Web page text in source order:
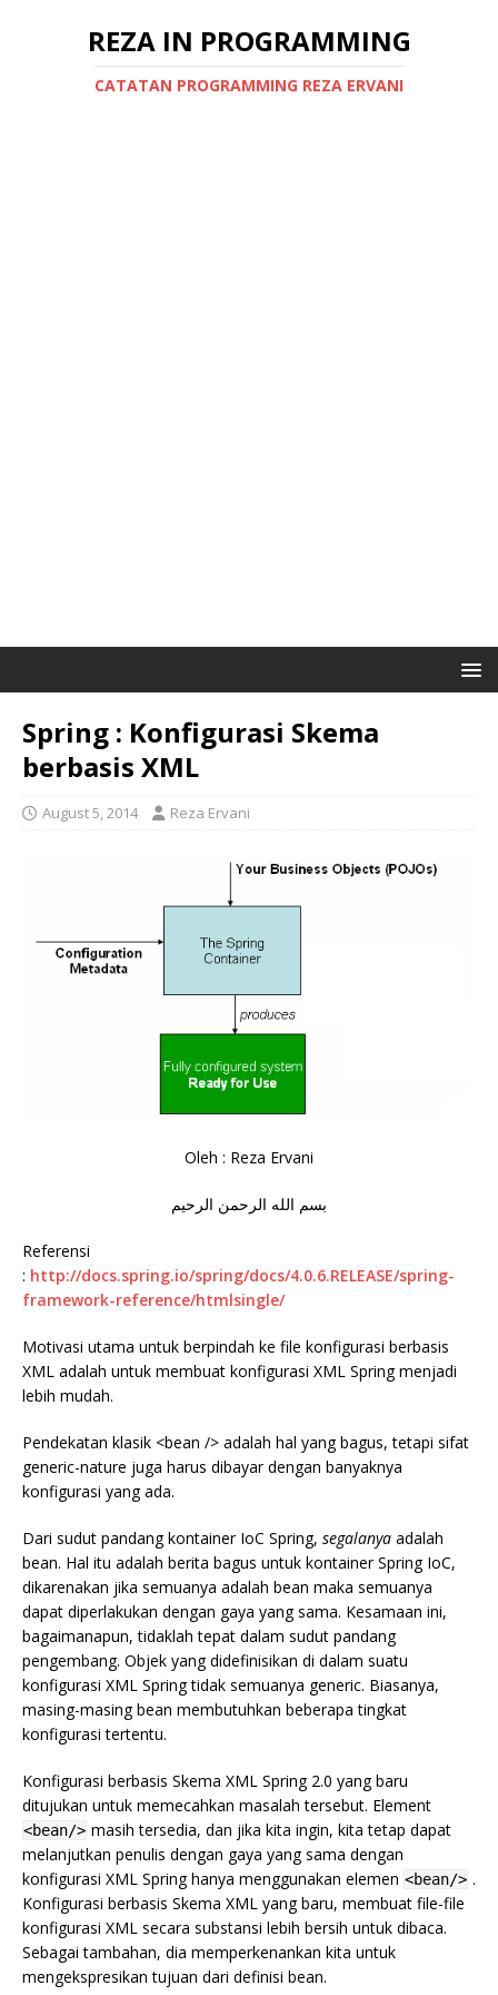
REZA IN PROGRAMMING
CATATAN PROGRAMMING REZA ERVANI
Spring : Konfigurasi Skema
berbasis XML
August 5, 2014 Reza Ervani
Oleh : Reza Ervani
بسم الله الرحمن الرحيم
Referensi
: http://docs.spring.io/spring/docs/4.0.6.RELEASE/spring-
framework-reference/htmlsingle/
Motivasi utama untuk berpindah ke file konfigurasi berbasis
XML adalah untuk membuat konfigurasi XML Spring menjadi
lebih mudah.
Pendekatan klasik <bean /> adalah hal yang bagus, tetapi sifat
generic-nature juga harus dibayar dengan banyaknya
konfigurasi yang ada.
Dari sudut pandang kontainer IoC Spring, segalanya adalah
bean. Hal itu adalah berita bagus untuk kontainer Spring IoC,
dikarenakan jika semuanya adalah bean maka semuanya
dapat diperlakukan dengan gaya yang sama. Kesamaan ini,
bagaimanapun, tidaklah tepat dalam sudut pandang
pengembang. Objek yang didefinisikan di dalam suatu
konfigurasi XML Spring tidak semuanya generic. Biasanya,
masing-masing bean membutuhkan beberapa tingkat
konfigurasi tertentu.
Konfigurasi berbasis Skema XML Spring 2.0 yang baru
ditujukan untuk memecahkan masalah tersebut. Element
<bean/> masih tersedia, dan jika kita ingin, kita tetap dapat
melanjutkan penulis dengan gaya yang sama dengan
konfigurasi XML Spring hanya menggunakan elemen <bean/> .
Konfigurasi berbasis Skema XML yang baru, membuat file-file
konfigurasi XML secara substansi lebih bersih untuk dibaca.
Sebagai tambahan, dia memperkenankan kita untuk
mengekspresikan tujuan dari definisi bean.